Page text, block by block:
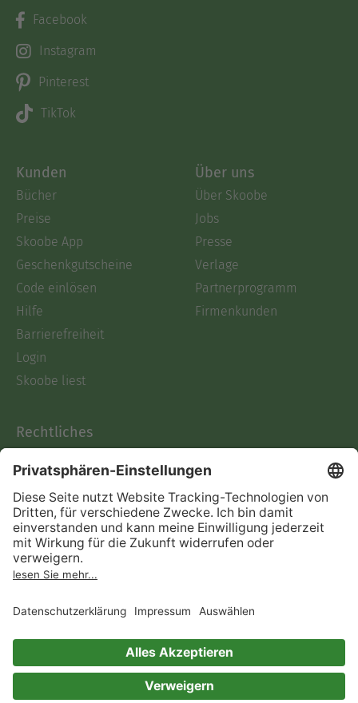
Facebook
Instagram
Pinterest
TikTok
Kunden
Bücher
Preise
Skoobe App
Geschenkgutscheine
Code einlösen
Hilfe
Barrierefreiheit
Login
Skoobe liest
Über uns
Über Skoobe
Jobs
Presse
Verlage
Partnerprogramm
Firmenkunden
Rechtliches
AGB
Informationen nach Data
Act
Verträge hier kündigen
Impressum
Immer ein gutes Buch